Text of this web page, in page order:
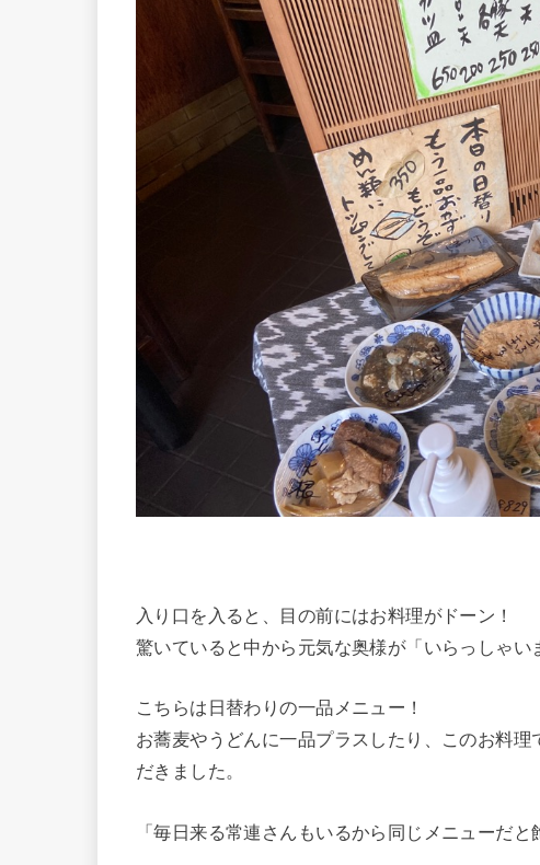
入り口を入ると、目の前にはお料理がドーン！
驚いていると中から元気な奥様が「いらっしゃい
こちらは日替わりの一品メニュー！
お蕎麦やうどんに一品プラスしたり、このお料
だきました。
「毎日来る常連さんもいるから同じメニューだ